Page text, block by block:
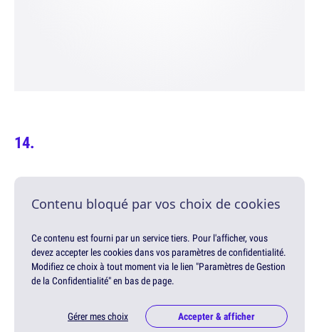
Contenu bloqué par vos choix de cookies
Ce contenu est fourni par un service tiers. Pour l'afficher, vous
devez accepter les cookies dans vos paramètres de confidentialité.
Modifiez ce choix à tout moment via le lien "Paramètres de Gestion
de la Confidentialité" en bas de page.
Gérer mes choix Accepter & afficher